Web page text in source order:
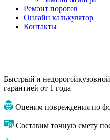
Ремонт порогов
Онлайн калькулятор
Контакты
Быстрый и недорогой
гарантией от 1 года
Оценим повреждения по
Составим точную смету